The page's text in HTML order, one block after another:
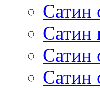
Сатин
Сатин
Сатин
Сатин